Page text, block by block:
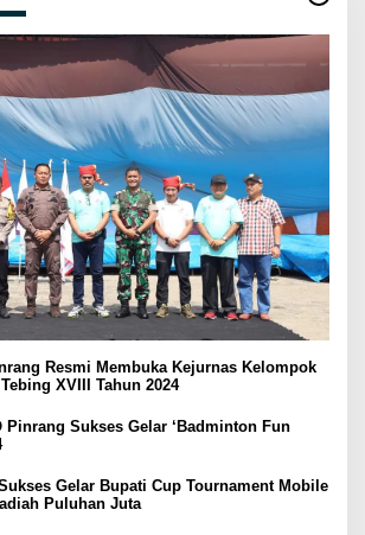
Resmi Membuka Kejurnas Kelompok
XVIII Tahun 2024
Pinrang Sukses Gelar ‘Badminton Fun
Gelar Bupati Cup Tournament Mobile
Puluhan Juta